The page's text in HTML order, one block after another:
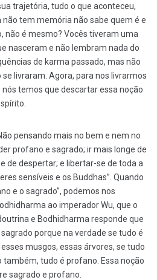
trajetória, tudo o que aconteceu,
não tem memória não sabe quem é e
não é mesmo? Vocês tiveram uma
nasceram e não lembram nada do
de karma passado, mas não
livraram. Agora, para nos livrarmos
temos que descartar essa noção
pensando mais no bem e nem no
profano e sagrado; ir mais longe de
de despertar; e libertar-se de toda a
sensíveis e os Buddhas”. Quando
e o sagrado”, podemos nos
ao imperador Wu, que o
e Bodhidharma responde que
porque na verdade se tudo é
musgos, essas árvores, se tudo
também, tudo é profano. Essa noção
sagrado e profano.